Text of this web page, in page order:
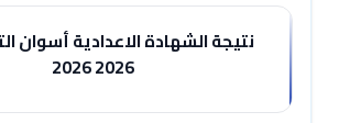
نتيجة الشهادة الاعدادية أسوان
2026 2026